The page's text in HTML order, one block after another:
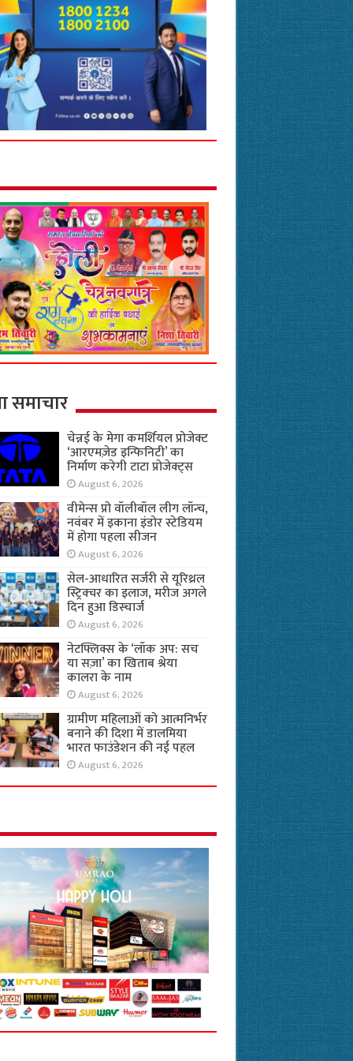
समाचार
चेन्नई के मेगा कमर्शियल प्रोजेक्ट
‘आरएमज़ेड इन्फिनिटी’ का
निर्माण करेगी टाटा प्रोजेक्ट्स
August 6, 2026
वीमेन्स प्रो वॉलीबॉल लीग लॉन्च,
नवंबर में इकाना इंडोर स्टेडियम
में होगा पहला सीजन
August 6, 2026
सेल-आधारित सर्जरी से यूरिथ्रल
स्ट्रिक्चर का इलाज, मरीज अगले
दिन हुआ डिस्चार्ज
August 6, 2026
नेटफ्लिक्स के ‘लॉक अप: सच
या सज़ा’ का खिताब श्रेया
कालरा के नाम
August 6, 2026
ग्रामीण महिलाओं को आत्मनिर्भर
बनाने की दिशा में डालमिया
भारत फाउंडेशन की नई पहल
August 6, 2026